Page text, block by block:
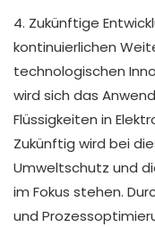
4. Zukünftige
kontinuierlichen
technologischen
wird sich das
Flüssigkeiten in
Zukünftig wird bei
Umweltschutz und
im Fokus stehen.
und